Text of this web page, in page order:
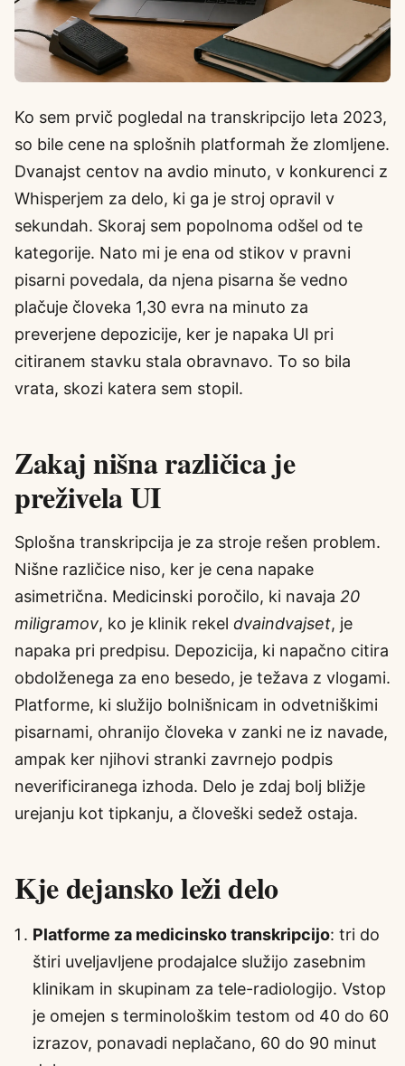
Ko sem prvič pogledal na transkripcijo leta 2023,
so bile cene na splošnih platformah že zlomljene.
Dvanajst centov na avdio minuto, v konkurenci z
Whisperjem za delo, ki ga je stroj opravil v
sekundah. Skoraj sem popolnoma odšel od te
kategorije. Nato mi je ena od stikov v pravni
pisarni povedala, da njena pisarna še vedno
plačuje človeka 1,30 evra na minuto za
preverjene depozicije, ker je napaka UI pri
citiranem stavku stala obravnavo. To so bila
vrata, skozi katera sem stopil.
Zakaj nišna različica je
preživela UI
Splošna transkripcija je za stroje rešen problem.
Nišne različice niso, ker je cena napake
asimetrična. Medicinski poročilo, ki navaja 20
miligramov, ko je klinik rekel dvaindvajset, je
napaka pri predpisu. Depozicija, ki napačno citira
obdolženega za eno besedo, je težava z vlogami.
Platforme, ki služijo bolnišnicam in odvetniškimi
pisarnami, ohranijo človeka v zanki ne iz navade,
ampak ker njihovi stranki zavrnejo podpis
neverificiranega izhoda. Delo je zdaj bolj bližje
urejanju kot tipkanju, a človeški sedež ostaja.
Kje dejansko leži delo
Platforme za medicinsko transkripcijo: tri do
štiri uveljavljene prodajalce služijo zasebnim
klinikam in skupinam za tele-radiologijo. Vstop
je omejen s terminološkim testom od 40 do 60
izrazov, ponavadi neplačano, 60 do 90 minut